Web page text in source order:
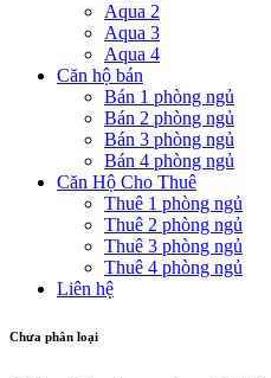
Aqua 2
Aqua 3
Aqua 4
Căn hộ bán
Bán 1 phòng ngủ
Bán 2 phòng ngủ
Bán 3 phòng ngủ
Bán 4 phòng ngủ
Căn Hộ Cho Thuê
Thuê 1 phòng ngủ
Thuê 2 phòng ngủ
Thuê 3 phòng ngủ
Thuê 4 phòng ngủ
Liên hệ
Chưa phân loại